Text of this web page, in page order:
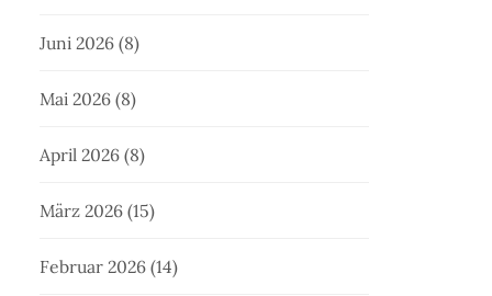
Juni 2026 (8)
Mai 2026 (8)
April 2026 (8)
März 2026 (15)
Februar 2026 (14)